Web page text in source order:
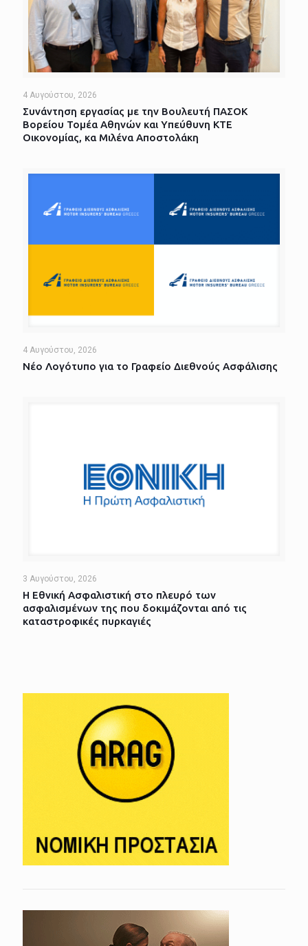
4 Αυγούστου, 2026
Συνάντηση εργασίας με την Βουλευτή ΠΑΣΟΚ
Βορείου Τομέα Αθηνών και Υπεύθυνη ΚΤΕ
Οικονομίας, κα Μιλένα Αποστολάκη
4 Αυγούστου, 2026
Νέο Λογότυπο για το Γραφείο Διεθνούς Ασφάλισης
3 Αυγούστου, 2026
Η Εθνική Ασφαλιστική στο πλευρό των
ασφαλισμένων της που δοκιμάζονται από τις
καταστροφικές πυρκαγιές